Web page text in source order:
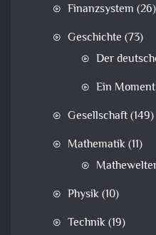
Finanzsystem (26)
Geschichte (73)
Der
Ein
Gesellschaft(149)
Mathematik(11)
Physik(10)
Technik(19)